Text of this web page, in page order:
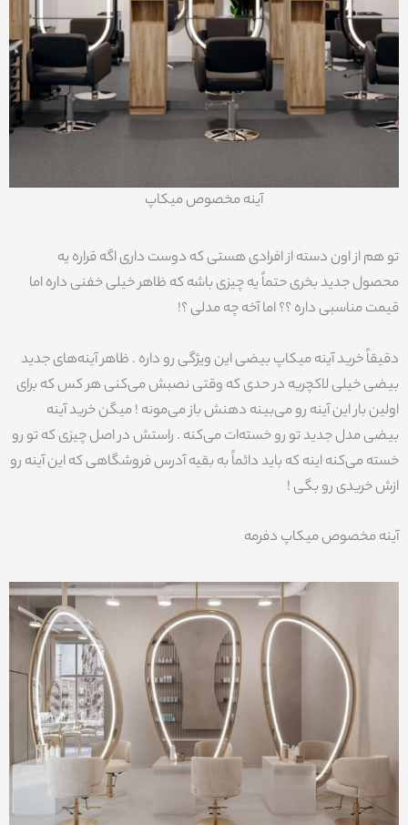
آینه مخصوص میکاپ
تو هم از اون دسته از افرادی هستی که دوست داری اگه قراره یه
محصول جدید بخری حتماً یه چیزی باشه که ظاهر خیلی خفنی داره اما
قیمت مناسبی داره ؟؟ اما آخه چه مدلی ؟!
دقیقاً خرید آینه میکاپ بیضی این ویژگی رو داره . ظاهر آینه‌های جدید
بیضی خیلی لاکچریه در حدی که وقتی نصبش می‌کنی هر کس که برای
اولین بار این آینه رو می‌بینه دهنش باز می‌مونه ! میگن خرید آینه
بیضی مدل جدید تو رو خسته‌ات می‌کنه . راستش در اصل چیزی که تو رو
خسته می‌کنه اینه که باید دائماً به بقیه آدرس فروشگاهی که این آینه رو
ازش خریدی رو بگی !
آینه مخصوص میکاپ دفرمه